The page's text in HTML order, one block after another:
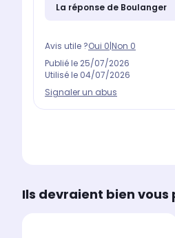
La réponse de Boulanger
Avis utile ?Oui 0|Non 0
Publié le 25/07/2026
Utilisé le 04/07/2026
Signaler un abus
Ils devraient bien vous